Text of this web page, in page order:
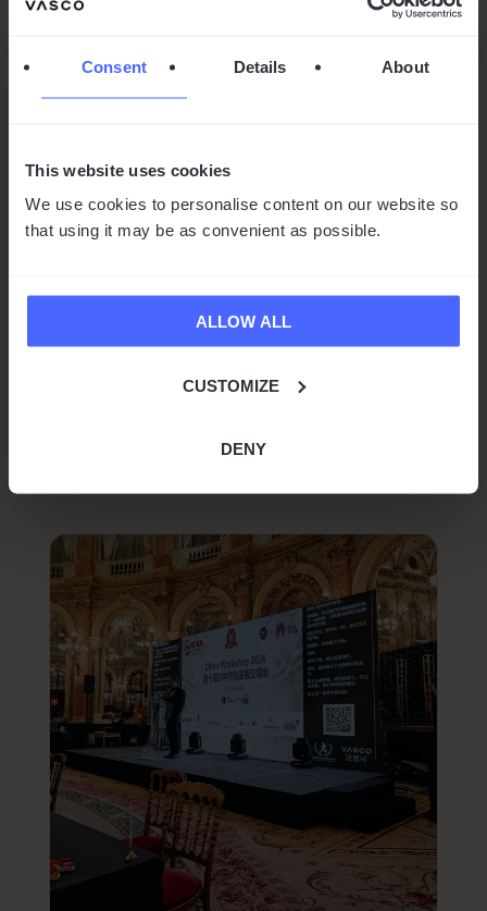
Consent Details About
This website uses cookies
We use cookies to personalise content on our website so
that using it may be as convenient as possible.
ALLOW ALL
CUSTOMIZE
DENY
Le futur de la traduction
instantanée présenté sur TF1
par Michał Sikora
Actualités
Nous souhaitons vous informer que le Vasco
Translator Q1 a récemment fait l’objet d’un
principales chaînes nationales françaises.